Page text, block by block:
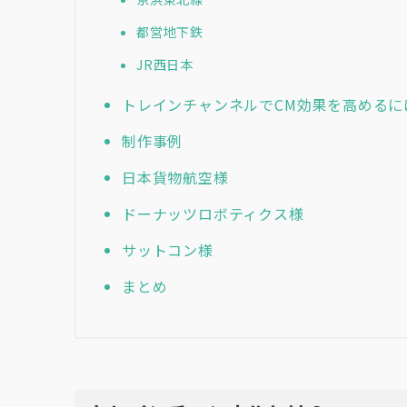
都営地下鉄
JR西日本
トレインチャンネルでCM効果を高める
制作事例
日本貨物航空様
ドーナッツロボティクス様
サットコン様
まとめ